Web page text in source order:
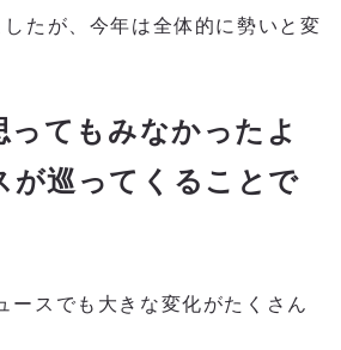
たが、今年は全体的に勢いと変
ってもみなかったよ
が巡ってくることで
ースでも大きな変化がたくさん